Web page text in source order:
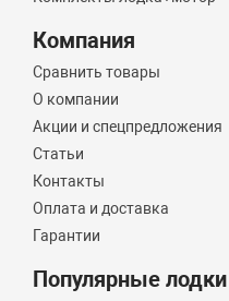
Компания
Сравнить товары
О компании
Акции и спецпредложения
Статьи
Контакты
Оплата и доставка
Гарантии
Популярные лодки